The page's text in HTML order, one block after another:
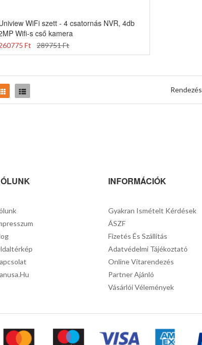
WiFi szett - 4 csatornás NVR, 4db
Wifi-s cső kamera
Ft 289751 Ft
Rács Lista Rendezés
INFORMÁCIÓK
Gyakran Ismételt Kérdések
ÁSZF
Fizetés És Szállítás
Adatvédelmi Tájékoztató
Online Vitarendezés
Partner Ajánló
Vásárlói Vélemények